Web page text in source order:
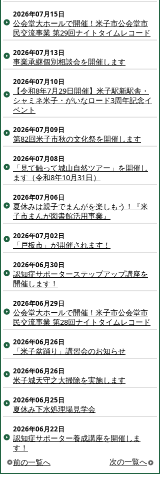
2026年07月15日
公会堂大ホールで開催！米子市公会堂市
民交流事業 第29回ナイトタイムレコード
2026年07月13日
事業承継個別相談会を開催します
2026年07月10日
【令和8年7月29日開催】米子駅新駅舎・
シャミネ米子・がいなロード3周年記念イ
ベント
2026年07月09日
第82回米子市秋の文化祭を開催します
2026年07月08日
「見て触って城山自然ツアー」を開催し
ます（令和8年10月31日）
2026年07月06日
夏休みは親子でまんがを楽しもう！『米
子市まんが図書館活用事業』
2026年07月02日
「戸板市」が開催されます！
2026年06月30日
認知症サポーターステップアップ講座を
開催します！
2026年06月29日
公会堂大ホールで開催！米子市公会堂市
民交流事業 第28回ナイトタイムレコード
2026年06月26日
「米子盆踊り」講習会のお知らせ
2026年06月26日
米子城天守之大掃除を実施します
2026年06月25日
夏休み下水処理場見学会
2026年06月22日
認知症サポーター養成講座を開催しま
す！
前の一覧へ
次の一覧へ